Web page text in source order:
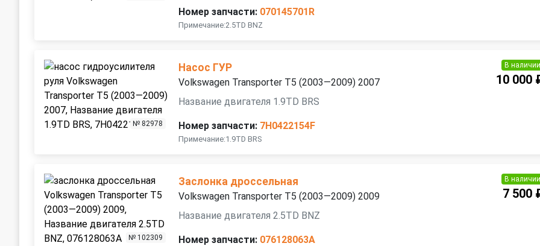
Номер запчасти: 070145701R
Примечание:2.5TD BNZ
№ 82978
Насос ГУР
Volkswagen Transporter T5 (2003—2009) 2007
Название двигателя 1.9TD BRS
Номер запчасти: 7H0422154F
Примечание:1.9TD BRS
В наличии
10 000
№ 102309
Заслонка дроссельная
Volkswagen Transporter T5 (2003—2009) 2009
Название двигателя 2.5TD BNZ
Номер запчасти: 076128063A
В наличии
7 500